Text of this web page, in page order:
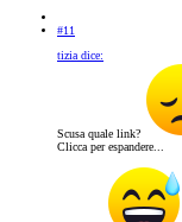
#11
tizia dice:
Scusa quale link?
Clicca per espandere...